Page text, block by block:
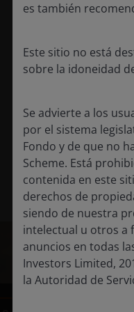
es también
Este sitio no está
sobre la idoneidad
Se advierte a los
por el sistema
Fondo y de que no
Scheme. Está
contenida en este
derechos de
siendo de nuestra
intelectual u otros a
anuncios en todas
Investors Limited,
la Autoridad de